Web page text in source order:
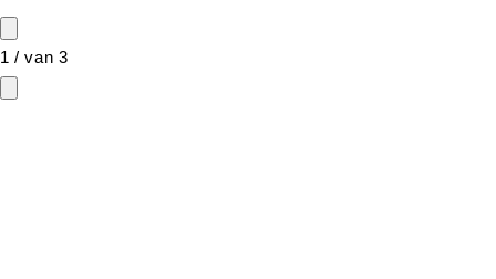
1 /van 3